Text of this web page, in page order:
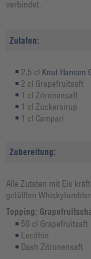
verbindet.
Zutaten:
2,5 cl Knut Hansen
2 cl Grapefruitsaft
1 cl Zitronensaft
1 cl Zuckersirup
1 cl Campari
Zubereitung:
Alle Zutaten mit Eis
gefüllten
Topping:
50 cl Grapefruitsaft
Lecithin
Dash Zitronensaft